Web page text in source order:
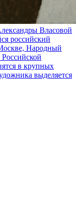
Власовой
российский
Народный
в крупных
выделяется